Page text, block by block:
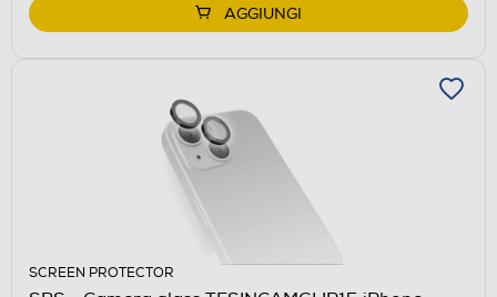
AGGIUNGI
SCREEN PROTECTOR